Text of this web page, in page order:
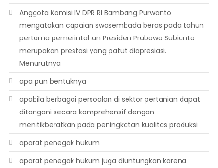
Anggota Komisi IV DPR RI Bambang Purwanto
mengatakan capaian swasembada beras pada tahun
pertama pemerintahan Presiden Prabowo Subianto
merupakan prestasi yang patut diapresiasi.
Menurutnya
apa pun bentuknya
apabila berbagai persoalan di sektor pertanian dapat
ditangani secara komprehensif dengan
menitikberatkan pada peningkatan kualitas produksi
aparat penegak hukum
aparat penegak hukum juga diuntungkan karena